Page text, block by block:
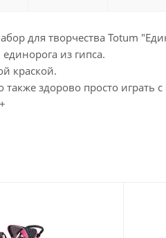
для творчества Totum
из гипса.
краской.
здорово просто